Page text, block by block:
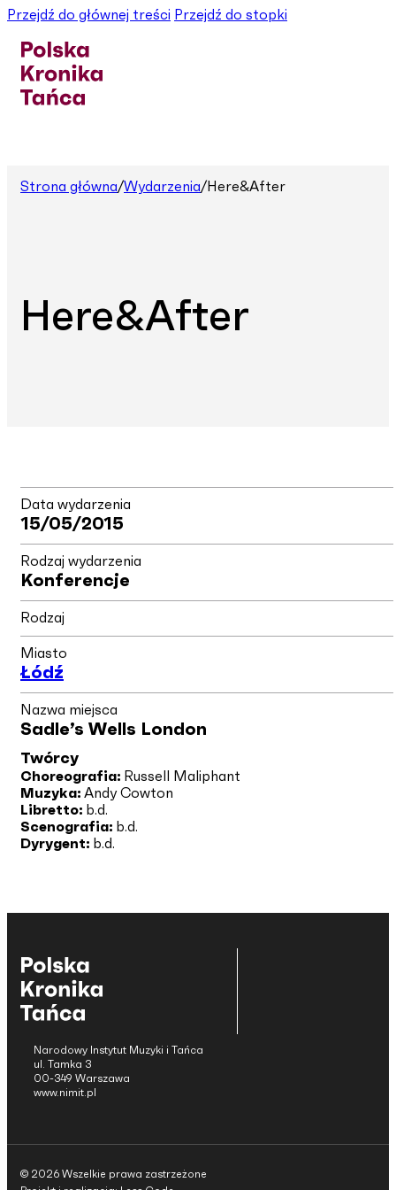
Przejdź do głównej treści Przejdź do stopki
Strona główna/Wydarzenia/Here&After
Here&After
Data wydarzenia
15/05/2015
Rodzaj wydarzenia
Konferencje
Rodzaj
Miasto
Łódź
Nazwa miejsca
Sadle’s Wells London
Twórcy
Choreografia: Russell Maliphant
Muzyka: Andy Cowton
Libretto: b.d.
Scenografia: b.d.
Dyrygent: b.d.
Narodowy Instytut Muzyki i Tańca
ul. Tamka 3
00-349 Warszawa
www.nimit.pl
© 2026 Wszelkie prawa zastrzeżone